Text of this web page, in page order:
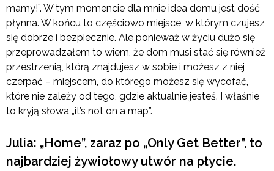
mamy!”. W tym momencie dla mnie idea domu jest dość
płynna. W końcu to częściowo miejsce, w którym czujesz
się dobrze i bezpiecznie. Ale ponieważ w życiu dużo się
przeprowadzałem to wiem, że dom musi stać się również
przestrzenią, którą znajdujesz w sobie i możesz z niej
czerpać – miejscem, do którego możesz się wycofać,
które nie zależy od tego, gdzie aktualnie jesteś. I właśnie
to kryją słowa „it’s not on a map”.
Julia: „Home”, zaraz po „Only Get Better”, to
najbardziej żywiołowy utwór na płycie.